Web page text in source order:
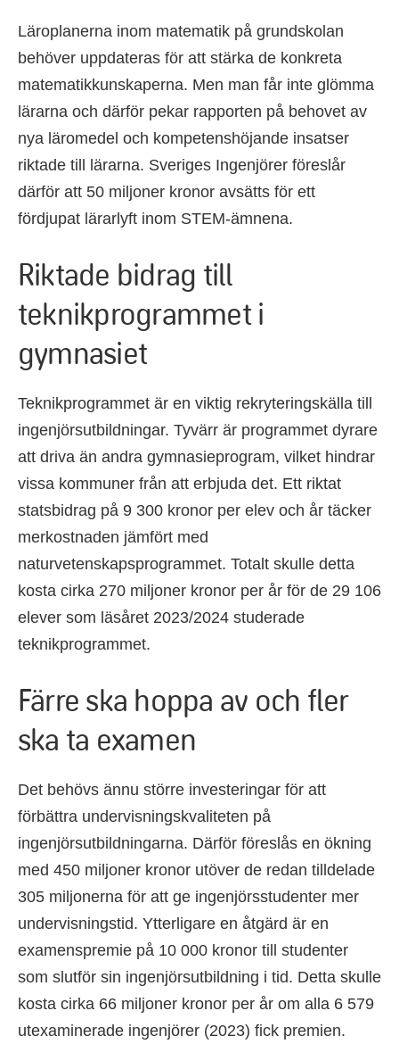
Läroplanerna inom matematik på grundskolan
behöver uppdateras för att stärka de konkreta
matematikkunskaperna. Men man får inte glömma
lärarna och därför pekar rapporten på behovet av
nya läromedel och kompetenshöjande insatser
riktade till lärarna. Sveriges Ingenjörer föreslår
därför att 50 miljoner kronor avsätts för ett
fördjupat lärarlyft inom STEM-ämnena.
Riktade bidrag till
teknikprogrammet i
gymnasiet
Teknikprogrammet är en viktig rekryteringskälla till
ingenjörsutbildningar. Tyvärr är programmet dyrare
att driva än andra gymnasieprogram, vilket hindrar
vissa kommuner från att erbjuda det. Ett riktat
statsbidrag på 9 300 kronor per elev och år täcker
merkostnaden jämfört med
naturvetenskapsprogrammet. Totalt skulle detta
kosta cirka 270 miljoner kronor per år för de 29 106
elever som läsåret 2023/2024 studerade
teknikprogrammet.
Färre ska hoppa av och fler
ska ta examen
Det behövs ännu större investeringar för att
förbättra undervisningskvaliteten på
ingenjörsutbildningarna. Därför föreslås en ökning
med 450 miljoner kronor utöver de redan tilldelade
305 miljonerna för att ge ingenjörsstudenter mer
undervisningstid. Ytterligare en åtgärd är en
examenspremie på 10 000 kronor till studenter
som slutför sin ingenjörsutbildning i tid. Detta skulle
kosta cirka 66 miljoner kronor per år om alla 6 579
utexaminerade ingenjörer (2023) fick premien.